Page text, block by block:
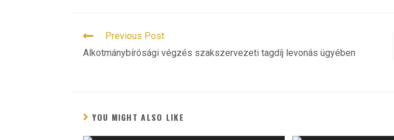
READ
MORE
ARTICLES
Previous Post
Alkotmánybírósági végzés szakszervezeti tagdíj levonás ügyében
YOU MIGHT ALSO LIKE